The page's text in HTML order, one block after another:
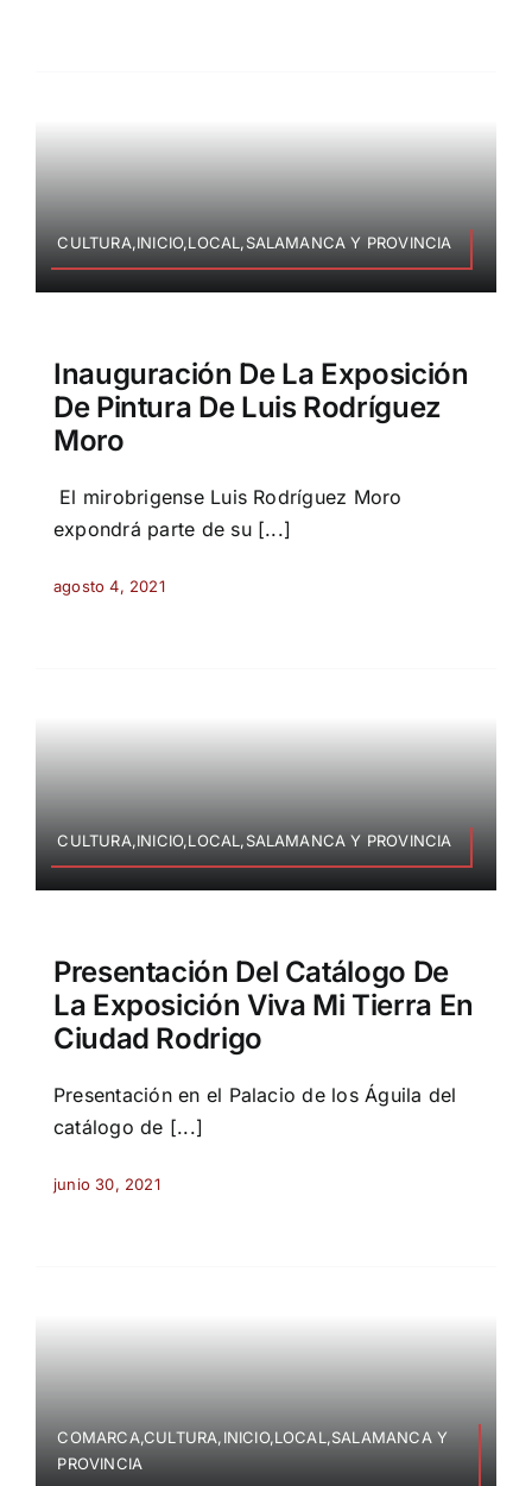
CULTURA,INICIO,LOCAL,SALAMANCA Y PROVINCIA
Inauguración De La Exposición
De Pintura De Luis Rodríguez
Moro
El mirobrigense Luis Rodríguez Moro
expondrá parte de su [...]
agosto 4, 2021
CULTURA,INICIO,LOCAL,SALAMANCA Y PROVINCIA
Presentación Del Catálogo De
La Exposición Viva Mi Tierra En
Ciudad Rodrigo
Presentación en el Palacio de los Águila del
catálogo de [...]
junio 30, 2021
COMARCA,CULTURA,INICIO,LOCAL,SALAMANCA Y
PROVINCIA